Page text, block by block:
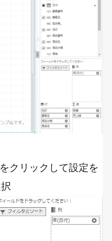
クリックして設定を